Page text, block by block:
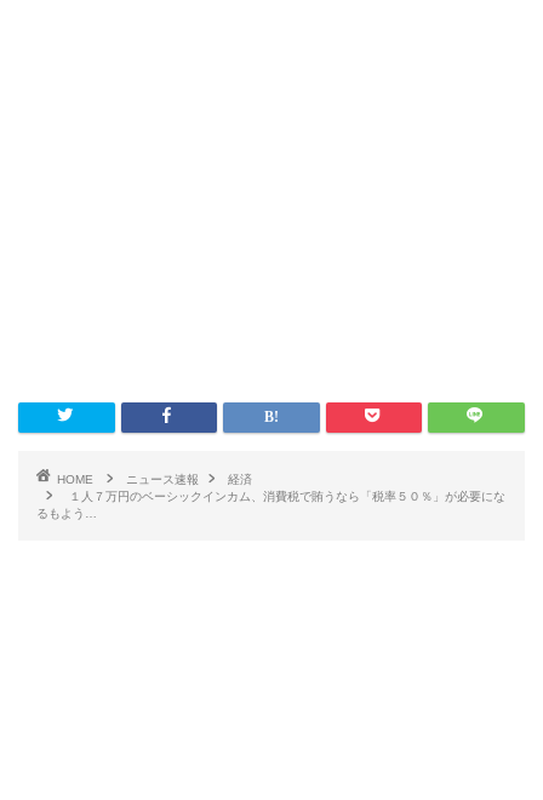
HOME ニュース速報
経済
１人７万円のベーシックインカム、消費税で賄うなら「税率５０％」が必要にな
るもよう…